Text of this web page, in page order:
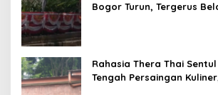
Bogor Turun, Tergerus
Rahasia Thera Thai
Tengah Persaingan